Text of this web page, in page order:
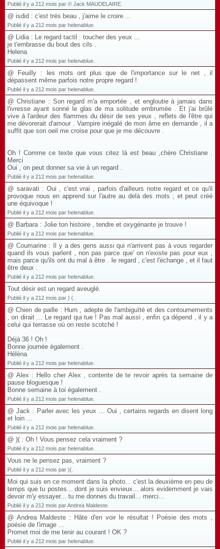
Publié il y a 212 mois par © Jack MAUDELAIRE.
@ isdid : c'est trés beau , j'aime le croire ...
Publié il y a 212 mois par helenablue.
@ Lidia : Le regard tactil : toucher des yeux ...
je t'embrasse du bout des cils .
Helena
Publié il y a 212 mois par helenablue.
@ Feuilly : les mots ont plus que de l'importance sur le net , il
dépassent même parfois notre propre regard !
Publié il y a 212 mois par helenablue.
@ Christiane : Son regard m'a emportée , et engloutie à jamais dans
l'ivresse ayant sonné le glas de ma solitude embrumée . Et j'ai brûlé
vive à l'ardeur des flammes du désir de ses yeux , reflets de l'être qui
me dévorerait d'amour . Vampire inégalé de mon âme en demande , il a
suffit que son oeil me croise pour que je me découvre .
Oh ! Comme ce texte que vous citez là est beau ,chère Christiane .
Merci
Oui , on peut donner sa vie à un regard .
Publié il y a 212 mois par helenablue.
@ saravati : Oui , c'est vrai , parfois d'ailleurs notre regard et ce qu'il
provoque nous en apprend sur l'autre au delà des mots ; et peut créé
une équivoque !
Publié il y a 212 mois par helenablue.
@ Barbara : Jolie ton histoire , tendre et oxygénante je trouve !
Publié il y a 212 mois par helenablue.
@ Coumarine : Il y a des gens aussi qui n'arrivent pas à vous regarder
quand ils vous parlent , non pas parce que' on n'existe pas pour eux ,
mais parce qu'ils ont du mal à être . le regard , c'est l'échange , et il faut
être deux .
Publié il y a 212 mois par helenablue.
Tout désir est un regard aveuglé.
Publié il y a 212 mois par ) (.
@ Chien de paille : Hum , adepte de l'ambiguïté et des contournements
, on dirait ... Le regard qui tue ! Pas mal aussi , enfin ça dépend , il y a
celui qui terrasse où on reste scotché !
Déjà 36 ! Oh !
Bonne journée également .
Hélèna
Publié il y a 212 mois par helenablue.
@ Alex : Hello cher Alex , contente de te revoir aprés ta semaine de
pause bloguesque !
Bonne semaine à toi également .
Publié il y a 212 mois par helenablue.
@ Jack : Parler avec les yeux ... Oui , certains regards en disent long
et loin ...
Publié il y a 212 mois par helenablue.
@ )( : Oh ! Vous pensez cela vraiment ?
Publié il y a 212 mois par helenablue.
Vous ne le pensez pas, vraiment ?
Publié il y a 212 mois par )(.
Moi qui suis en ce moment dans la photo... c'est la deuxième en peu de
temps que tu postes... dont je suis envieux... alors evidemment je vais
devoir m'y essayer... tu me donnes du travail... merci...
Publié il y a 212 mois par Andrea Maldeste.
@ Andrea Maldeste : Hâte d'en voir le résultat ! Poésie des mots ,
poésie de l'image ...
Promet moi de me tenir au courant ! OK ?
Publié il y a 212 mois par helenablue.